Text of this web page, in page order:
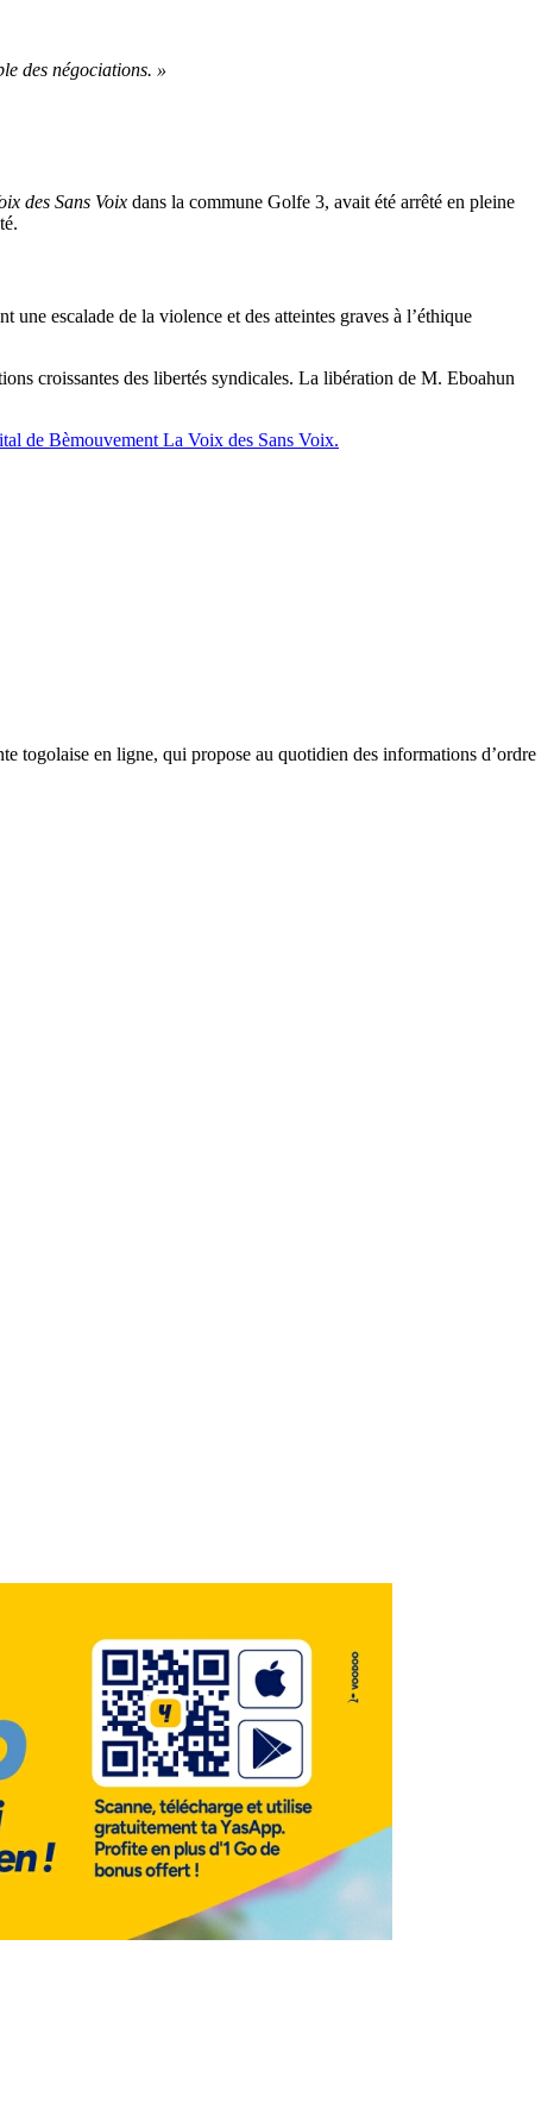
des négociations. »
des Sans Voix dans la commune Golfe 3, avait été arrêté en pleine
une escalade de la violence et des atteintes graves à l’éthique
croissantes des libertés syndicales. La libération de M. Eboahun
de Bèmouvement La Voix des Sans Voix.
togolaise en ligne, qui propose au quotidien des informations d’ordre